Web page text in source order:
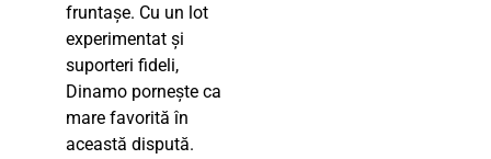
fruntașe. Cu un lot
experimentat și
suporteri fideli,
Dinamo pornește ca
mare favorită în
această dispută.